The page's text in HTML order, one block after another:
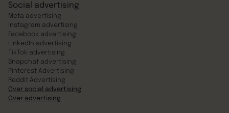
Social advertising
Meta advertising
Instagram advertising
Facebook advertising
LinkedIn advertising
TikTok advertising
Snapchat advertising
Pinterest Advertising
Reddit Advertising
Over social advertising
Over advertising